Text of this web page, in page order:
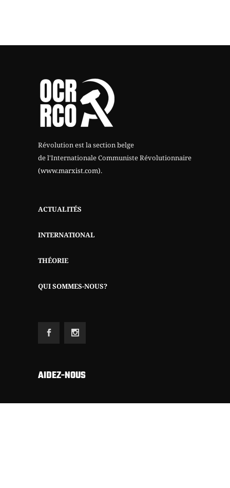
Révolution est la section belge
de l'Internationale Communiste Révolutionnaire
(www.marxist.com).
ACTUALITÉS
INTERNATIONAL
THÉORIE
QUI SOMMES-NOUS?
AIDEZ-NOUS